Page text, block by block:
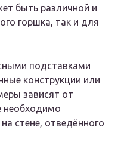
быть различной и
горшка, так и для
подставками
конструкции или
зависят от
необходимо
стене, отведённого